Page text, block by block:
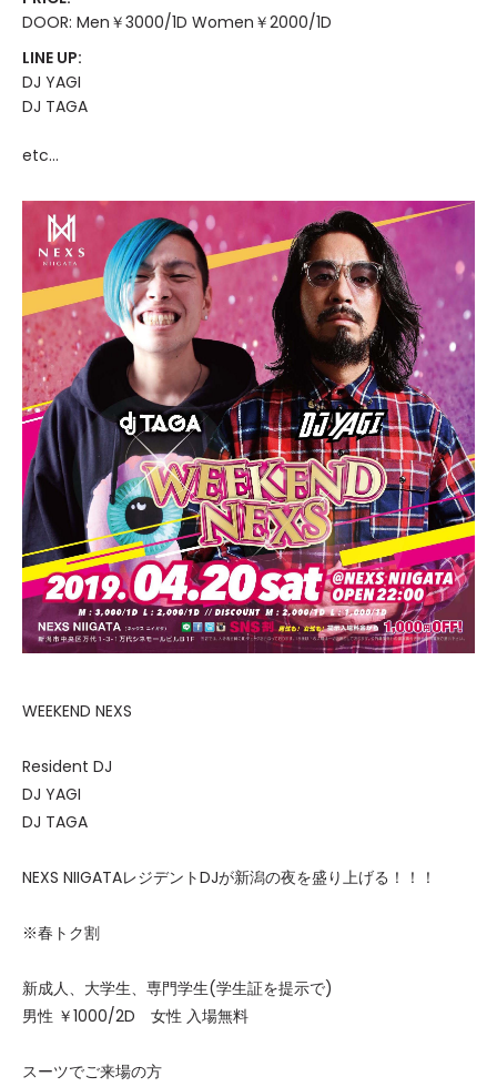
DOOR: Men￥3000/1D Women￥2000/1D
LINE UP:
DJ YAGI
DJ TAGA
etc...
WEEKEND NEXS
Resident DJ
DJ YAGI
DJ TAGA
NEXS NIIGATAレジデントDJが新潟の夜を盛り上げる！！！
※春トク割
新成人、大学生、専門学生(学生証を提示で)
男性 ￥1000/2D 女性 入場無料
スーツでご来場の方